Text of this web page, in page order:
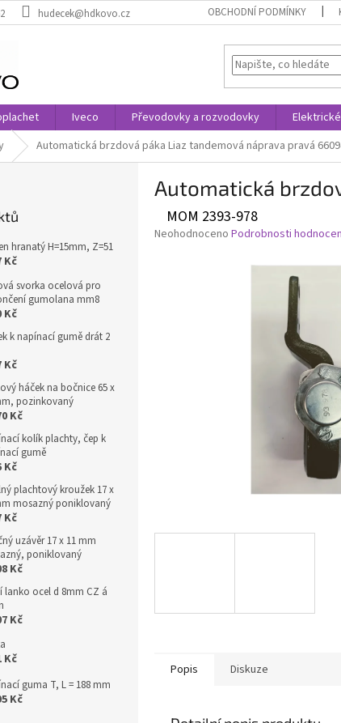
hudecek@hdkovo.cz OBCHODNÍ PODMÍNKY
Iveco Převodovky a rozvodovky
Automatická brzdová páka Liaz tandemová náprava pravá
hranatý H=15mm, Z=51
Kč
svorka ocelová pro
gumolana mm8
Kč
k napínací gumě drát 2
Kč
háček na bočnice 65 x
pozinkovaný
Kč
kolík plachty, čep k
gumě
Kč
plachtový kroužek 17 x
mosazný poniklovaný
Kč
uzávěr 17 x 11 mm
poniklovaný
Kč
lanko ocel d 8mm CZ á
Kč
Kč
guma T, L = 188 mm
Kč
Automatická
MOM 2393-978
Průměrné
Neohodnoceno Podrobnosti
Popis Diskuze